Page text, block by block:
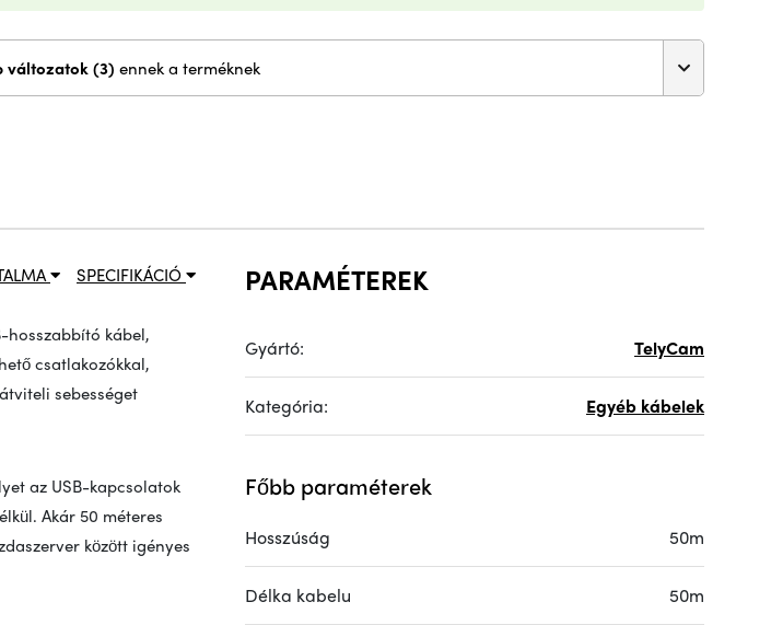
Egyéb változatok (3) ennek a terméknek
SPECIFIKÁCIÓ
hosszabbító kábel,
csatlakozókkal,
sebességet
az USB-kapcsolatok
Akár 50 méteres
között igényes
PARAMÉTEREK
Gyártó: TelyCam
Kategória: Egyéb kábelek
Főbb paraméterek
Hosszúság 50m
Délka kabelu 50m